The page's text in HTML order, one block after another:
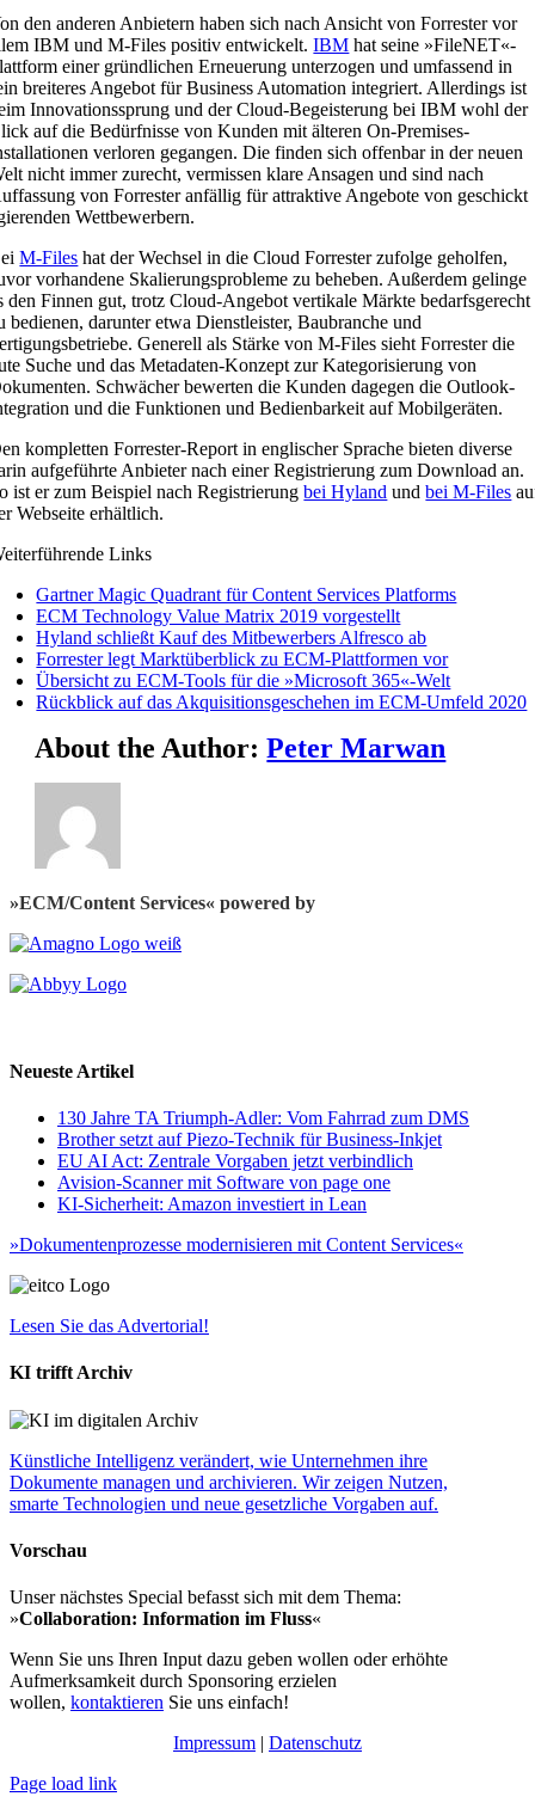
den anderen Anbietern haben sich nach Ansicht von Forrester vor
IBM und M-Files positiv entwickelt.IBM hat seine »FileNET«-
einer gründlichen Erneuerung unterzogen und umfassend in
breiteres Angebot für Business Automation integriert. Allerdings ist
Innovationssprung und der Cloud-Begeisterung bei IBM wohl der
auf die Bedürfnisse von Kunden mit älteren On-Premises-
verloren gegangen. Die finden sich offenbar in der neuen
nicht immer zurecht, vermissen klare Ansagen und sind nach
von Forrester anfällig für attraktive Angebote von geschickt
Wettbewerbern.
M-Files hat der Wechsel in die Cloud Forrester zufolge geholfen,
vorhandene Skalierungsprobleme zu beheben. Außerdem gelinge
den Finnen gut, trotz Cloud-Angebot vertikale Märkte bedarfsgerecht
bedienen, darunter etwa Dienstleister, Baubranche und
Generell als Stärke von M-Files sieht Forrester die
Suche und das Metadaten-Konzept zur Kategorisierung von
Schwächer bewerten die Kunden dagegen die Outlook-
und die Funktionen und Bedienbarkeit auf Mobilgeräten.
kompletten Forrester-Report in englischer Sprache bieten diverse
aufgeführte Anbieter nach einer Registrierung zum Download an.
ist er zum Beispiel nach Registrierungbei Hyland undbei M-Files
Webseite erhältlich.
Links
Gartner Magic Quadrant für Content Services Platforms
ECM Technology Value Matrix 2019 vorgestellt
Hyland schließt Kauf des Mitbewerbers Alfresco ab
Forrester legt Marktüberblick zu ECM-Plattformen vor
Übersicht zu ECM-Tools für die »Microsoft 365«-Welt
Rückblick auf das Akquisitionsgeschehen im ECM-Umfeld 2020
About the Author:Peter Marwan
»ECM/Content Services« powered by
Neueste Artikel
130 Jahre TA Triumph-Adler: Vom Fahrrad zum DMS
Brother setzt auf Piezo-Technik für Business-Inkjet
EU AI Act: Zentrale Vorgaben jetzt verbindlich
Avision-Scanner mit Software von page one
KI-Sicherheit: Amazon investiert in Lean
»Dokumentenprozesse modernisieren mit Content Services«
Lesen Sie das Advertorial!
KI trifft Archiv
Künstliche Intelligenz verändert, wie Unternehmen ihre
Dokumente managen und archivieren. Wir zeigen Nutzen,
smarte Technologien und neue gesetzliche Vorgaben auf.
Vorschau
Unser nächstes Special befasst sich mit dem Thema:
»Collaboration: Information im Fluss«
Wenn Sie uns Ihren Input dazu geben wollen oder erhöhte
Aufmerksamkeit durch Sponsoring erzielen
wollen, kontaktieren Sie uns einfach!
Impressum | Datenschutz
Page load link